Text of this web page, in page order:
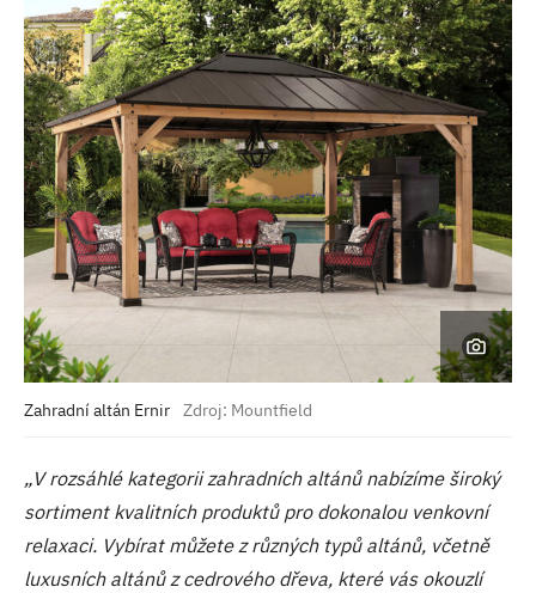
Zahradní altán Ernir Zdroj: Mountfield
„V rozsáhlé kategorii zahradních altánů nabízíme široký
sortiment kvalitních produktů pro dokonalou venkovní
relaxaci. Vybírat můžete z různých typů altánů, včetně
luxusních altánů z cedrového dřeva, které vás okouzlí